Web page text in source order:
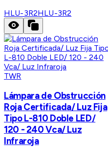
HLU-3R2HLU-3R2
TWR
Lámpara de Obstrucción
Roja Certificada/ Luz Fija
Tipo L-810 Doble LED/
120 - 240 Vca/ Luz
Infraroja